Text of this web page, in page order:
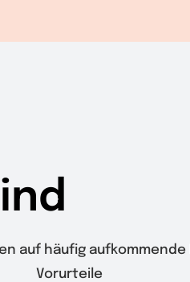
auf häufig aufkommende
Vorurteile